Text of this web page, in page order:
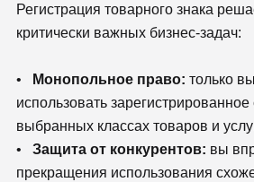
Регистрация товарного знака
критически важных бизнес-задач:
• Монопольное право: только
использовать
выбранных классах товаров и
•
Защита от конкурентов: вы
прекращения использования